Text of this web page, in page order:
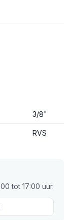
3/8"
RVS
tot 17:00 uur.